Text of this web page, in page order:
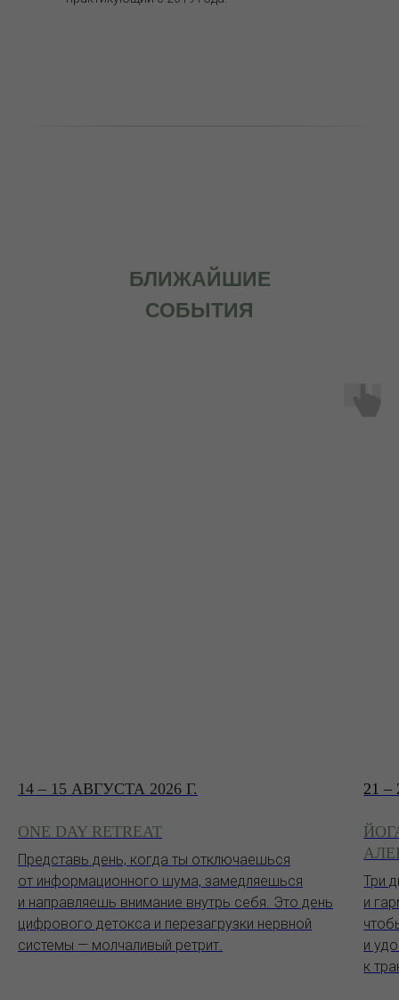
БЛИЖАЙШИЕ
СОБЫТИЯ
14 – 15 АВГУСТА 2026 Г.
ONE DAY RETREAT
Представь день, когда ты отключаешься
от информационного шума, замедляешься
и направляешь внимание внутрь себя. Это день
цифрового детокса и перезагрузки нервной
системы — молчаливый ретрит.
21
Три
и
и
к